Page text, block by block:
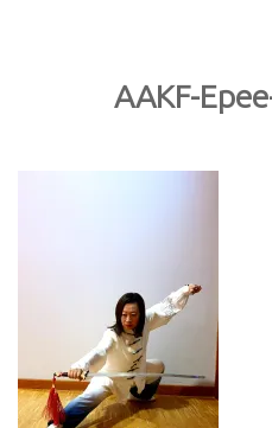
LA TRADITION
INSCRIPTION
CONTACT
AAKF-